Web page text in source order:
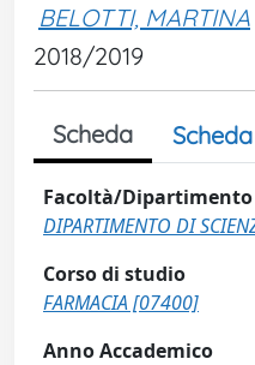
BELOTTI, MARTINA
2018/2019
Scheda
Facoltà/Dipartimento
DIPARTIMENTO DI
Corso di studio
FARMACIA [07400]
Anno Accademico